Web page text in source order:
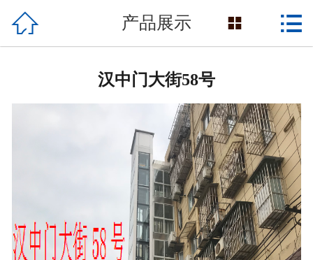
网站首页
关于我们
民生工程
新闻资讯
客户案例
生产设备
 产品展示  
汉中门大街58号